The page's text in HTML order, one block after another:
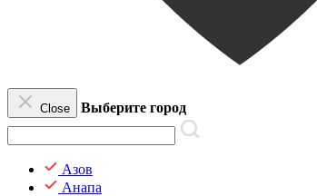
Close Выберите город
Азов
Анапа